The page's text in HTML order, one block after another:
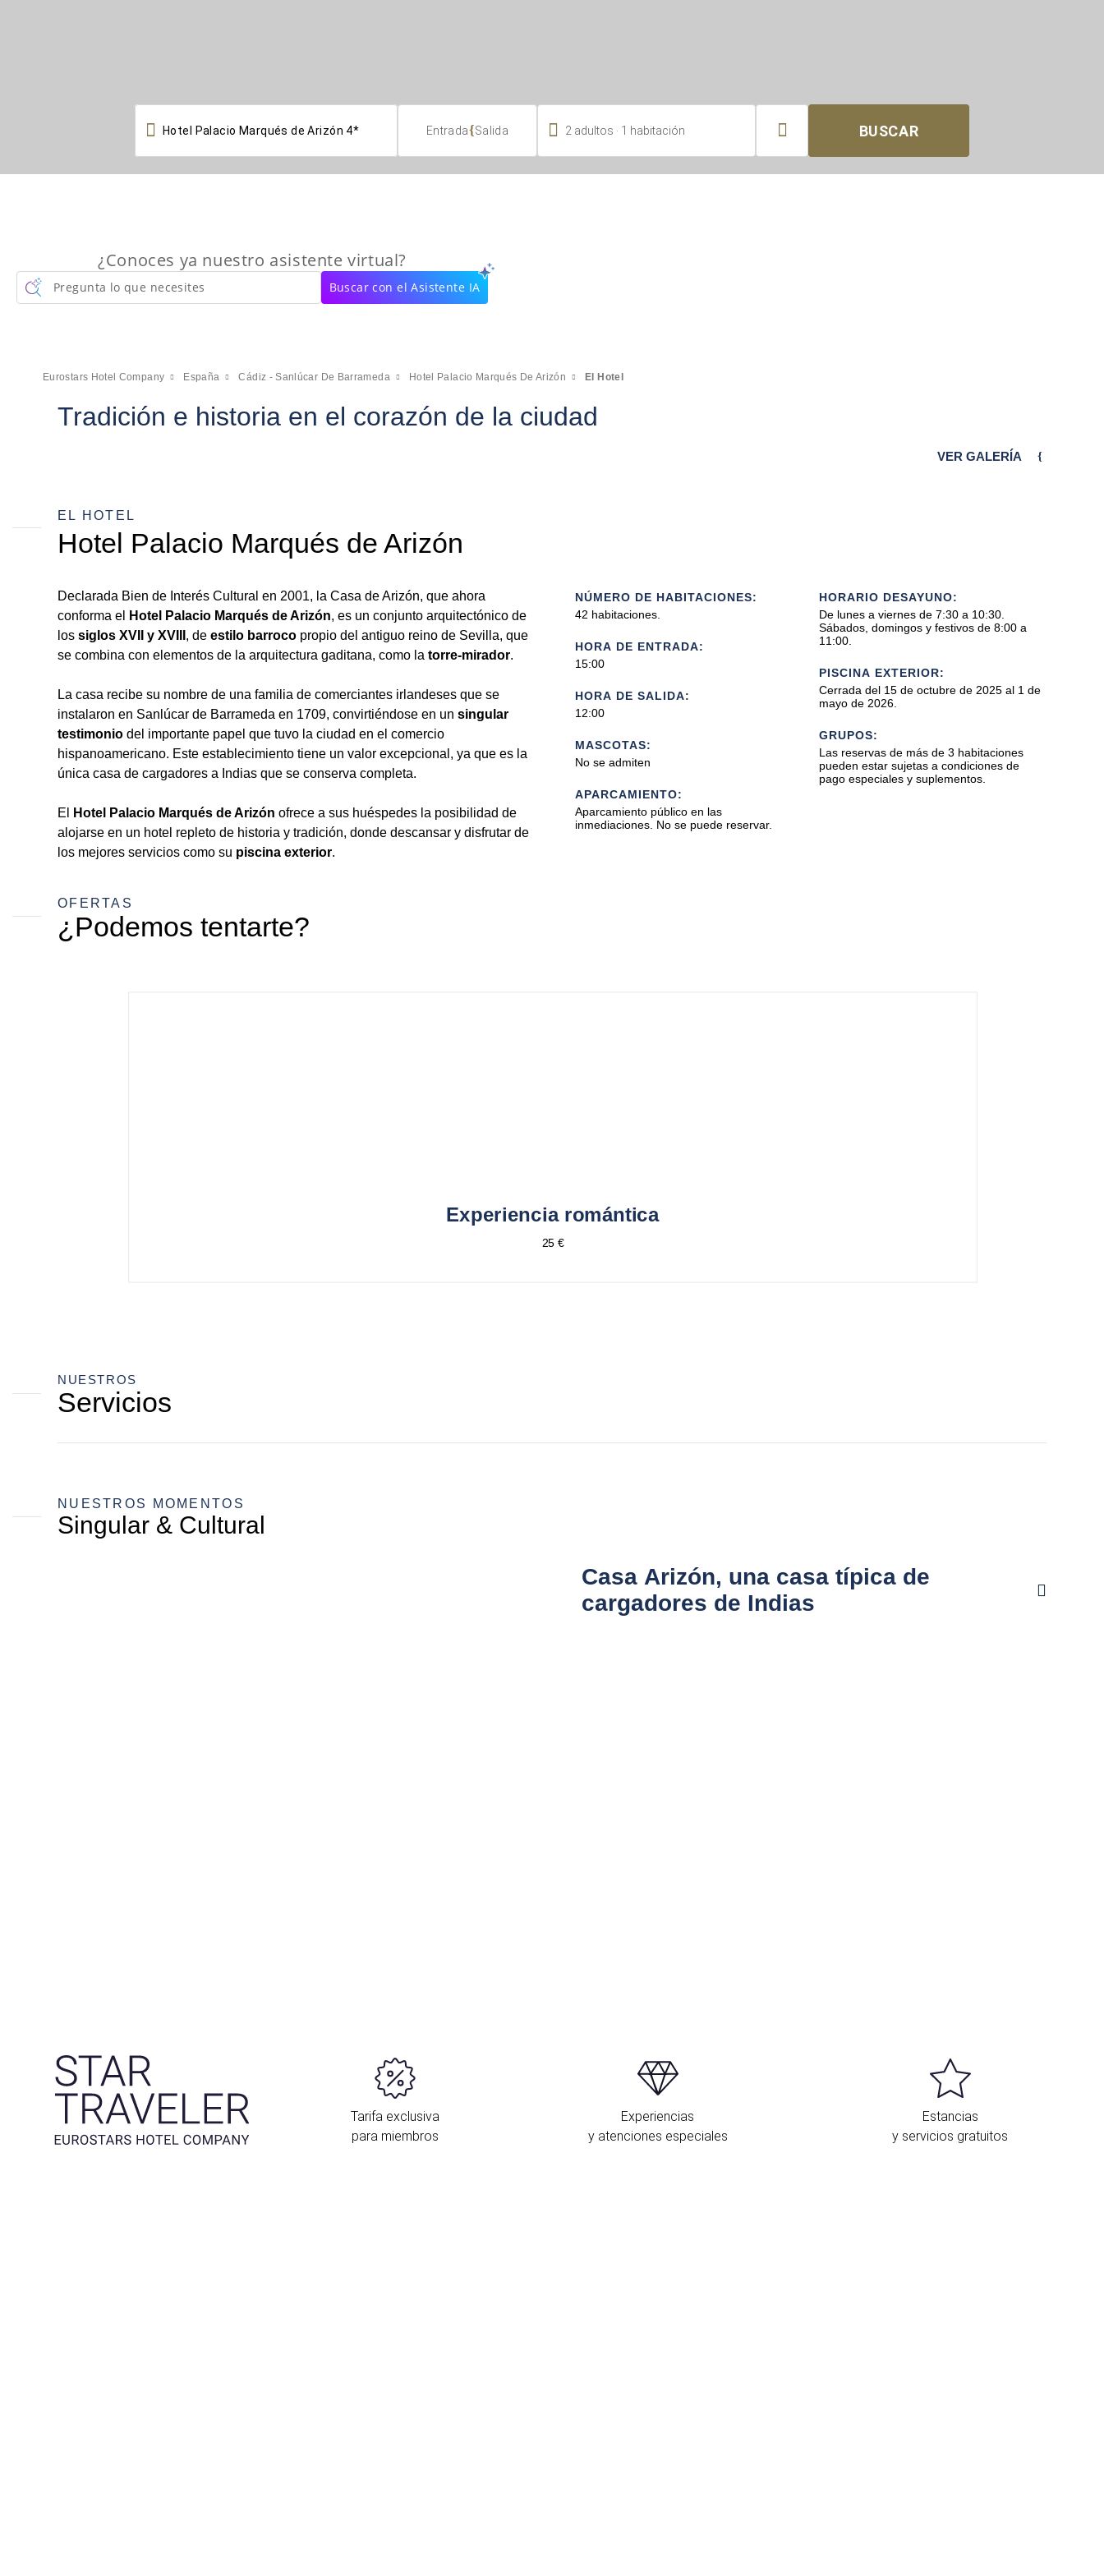
 Entrada{Salida  2 adultos 1 habitación  BUSCAR
¿Conoces ya nuestro asistente virtual?
Pregunta lo que necesites Buscar con el Asistente IA
Eurostars Hotel Company España Cádiz - Sanlúcar De Barrameda Hotel Palacio Marqués De Arizón El Hotel
Tradición e historia en el corazón de la ciudad
VER GALERÍA
EL HOTEL
Hotel Palacio Marqués de Arizón
Declarada Bien de Interés Cultural en 2001, la Casa de Arizón, que ahora
conforma el
Hotel Palacio Marqués de Arizón, es un conjunto arquitectónico de
los siglos XVII y XVIII , de estilo barroco propio del antiguo reino de Sevilla, que
se combina con elementos de la arquitectura gaditana, como la torre-mirador.
La casa recibe su nombre de una familia de comerciantes irlandeses que se
instalaron en Sanlúcar de Barrameda en 1709, convirtiéndose en un singular
testimonio del importante papel que tuvo la ciudad en el comercio
hispanoamericano. Este establecimiento tiene un valor excepcional, ya que es la
única casa de cargadores a Indias que se conserva completa.
El Hotel Palacio Marqués de Arizón ofrece a sus huéspedes la posibilidad de
alojarse en un hotel repleto de historia y tradición, donde descansar y disfrutar de
los mejores servicios como su piscina exterior.
NÚMERO DE HABITACIONES:
42 habitaciones.
HORA DE ENTRADA:
15:00
HORA DE SALIDA:
12:00
MASCOTAS:
No se admiten
APARCAMIENTO:
Aparcamiento público en las
inmediaciones. No se puede reservar.
HORARIO DESAYUNO:
De lunes a viernes de 7:30 a 10:30.
Sábados, domingos y festivos de 8:00 a
11:00.
PISCINA EXTERIOR:
Cerrada del 15 de octubre de 2025 al 1 de
mayo de 2026.
GRUPOS:
Las reservas de más de 3 habitaciones
pueden estar sujetas a condiciones de
pago especiales y suplementos.
OFERTAS
¿Podemos tentarte?
Experiencia romántica
25 €
NUESTROS
Servicios
NUESTROS MOMENTOS
Singular & Cultural
Casa Arizón, una casa típica de
cargadores de Indias
Tarifa exclusiva
para miembros
Experiencias
y atenciones especiales
Estancias
y servicios gratuitos